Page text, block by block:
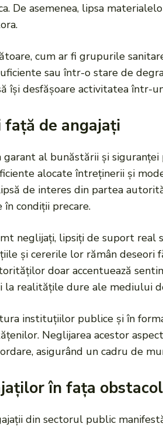
De asemenea, lipsa
cum ar fi grupurile
sau într-o stare de
își desfășoare activitatea într-
de angajați
al bunăstării și
alocate întreținerii și
de interes din partea
în condiții precare.
neglijați, lipsiți de suport
și cererile lor rămân deseori
doar accentuează
la realitățile dure ale mediului
instituțiilor publice și în
Neglijarea acestor
asigurând un cadru de
în fața
din sectorul public